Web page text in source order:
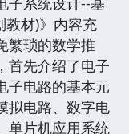
教材)》内容充
繁琐的数学推
首先介绍了电子
子电路的基本元
拟电路、数字电
单片机应用系统